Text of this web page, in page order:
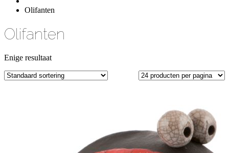
Olifanten
Olifanten
Enige resultaat